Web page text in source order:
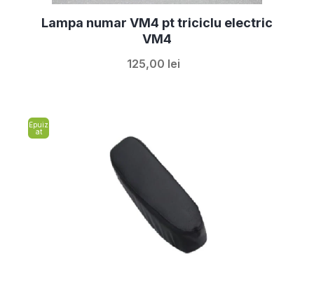
Lampa numar VM4 pt triciclu electric
VM4
125,00 lei
Epuiz
at